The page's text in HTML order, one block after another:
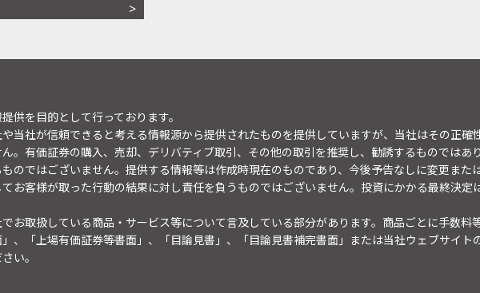
供を目的として行っております。
当社が信頼できると考える情報源から提供されたものを提供していますが、当社はその正
。有価証券の購入、売却、デリバティブ取引、その他の取引を推奨し、勧誘するものではあ
のではございません。提供する情報等は作成時現在のものであり、今後予告なしに変更また
お客様が取った行動の結果に対し責任を負うものではございません。投資にかかる最終決
お取扱している商品・サービス等について言及している部分があります。商品ごとに手数料
」、「上場有価証券等書面」、「目論見書」、「目論見書補完書面」または当社ウェブサイト
い。